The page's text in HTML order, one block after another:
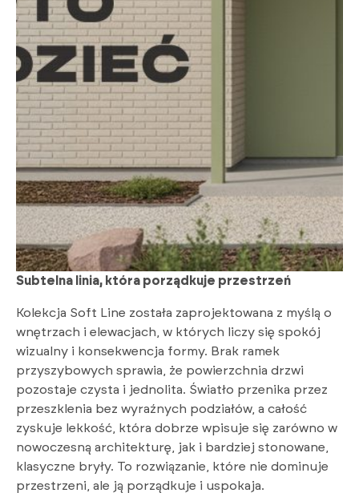
Subtelna linia, która porządkuje przestrzeń
Kolekcja Soft Line została zaprojektowana z myślą o
wnętrzach i elewacjach, w których liczy się spokój
wizualny i konsekwencja formy. Brak ramek
przyszybowych sprawia, że powierzchnia drzwi
pozostaje czysta i jednolita. Światło przenika przez
przeszklenia bez wyraźnych podziałów, a całość
zyskuje lekkość, która dobrze wpisuje się zarówno w
nowoczesną architekturę, jak i bardziej stonowane,
klasyczne bryły. To rozwiązanie, które nie dominuje
przestrzeni, ale ją porządkuje i uspokaja.